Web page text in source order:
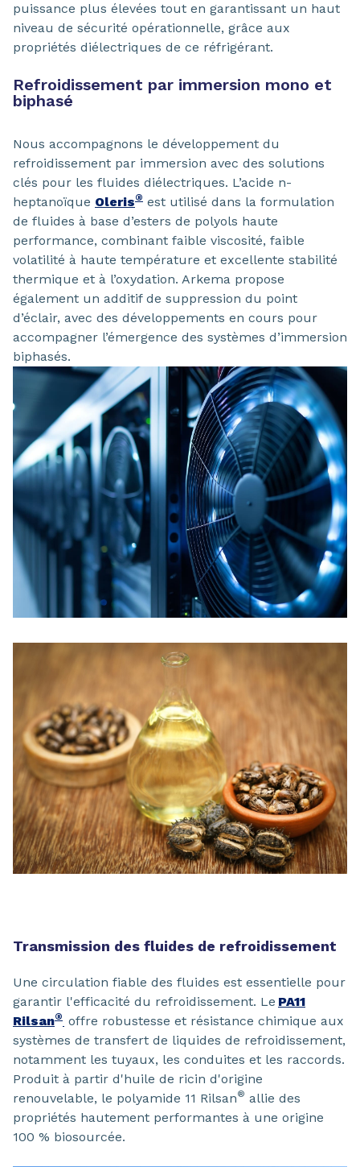
puissance plus élevées tout en garantissant un haut
niveau de sécurité opérationnelle, grâce aux
propriétés diélectriques de ce réfrigérant.
Refroidissement par immersion mono et
biphasé
Nous accompagnons le développement du
refroidissement par immersion avec des solutions
clés pour les fluides diélectriques. L’acide n-
heptanoïque Oleris® est utilisé dans la formulation
de fluides à base d’esters de polyols haute
performance, combinant faible viscosité, faible
volatilité à haute température et excellente stabilité
thermique et à l’oxydation. Arkema propose
également un additif de suppression du point
d’éclair, avec des développements en cours pour
accompagner l’émergence des systèmes d’immersion
biphasés.
Transmission des fluides de refroidissement
Une circulation fiable des fluides est essentielle pour
garantir l'efficacité du refroidissement. Le PA11
Rilsan® offre robustesse et résistance chimique aux
systèmes de transfert de liquides de refroidissement,
notamment les tuyaux, les conduites et les raccords.
Produit à partir d'huile de ricin d'origine
renouvelable, le polyamide 11 Rilsan® allie des
propriétés hautement performantes à une origine
100 % biosourcée.